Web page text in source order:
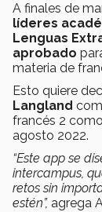
A finales de
líderes
Lenguas
aprobado
materia de
Esto quiere
Langland
francés 2 como
agosto 2022.
“Este app se
intercampus,
retos sin
estén”, agrega